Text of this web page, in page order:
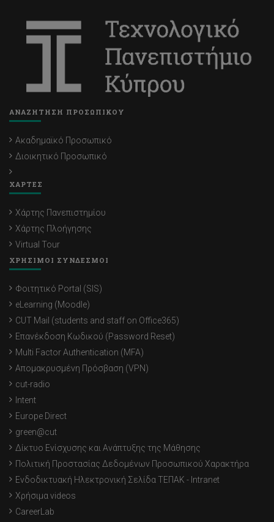
ΑΝΑΖΗΤΗΣΗ ΠΡΟΣΩΠΙΚΟΥ
Ακαδημαϊκό Προσωπικό
Διοικητικό Προσωπικό
ΧΑΡΤΕΣ
Χάρτης Πανεπιστημίου
Χάρτης Πλοήγησης
Virtual Tour
ΧΡΗΣΙΜΟΙ ΣΥΝΔΕΣΜΟΙ
Φοιτητικό Portal (SIS)
eLearning (Moodle)
CUT Mail (students and staff on Office365)
Επανέκδοση Κωδικού (Password Reset)
Multi Factor Authentication (MFA)
Απομακρυσμένη Πρόσβαση (VPN)
cut-radio
Intent
Europe Direct
green@cut
Δίκτυο Ενίσχυσης και Ανάπτυξης της Μάθησης
Πολιτική Προστασίας Δεδομένων Προσωπικού Χαρακτήρα
Ενδοδικτυακή Ηλεκτρονική Σελίδα ΤΕΠΑΚ - Intranet
Χρήσιμα videos
CareerLab